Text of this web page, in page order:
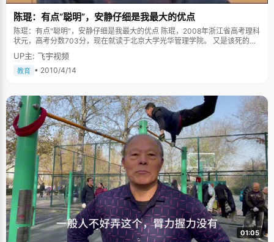
陈琨：有点“聪明”，安静仔细是我最大的优点
陈琨：有点"聪明"，安静仔细是我最大的优点 陈琨，2008年浙江省高考理科
状元，高考分数703分，现在就读于北京大学光华管理学院。 又是该死的运
气，这已经是被无数提及的高考成功因素了，有时候让人不禁切齿，为什么
运气不砸中你，或我。陈琨甚至搬出一套颇为高深的理论在证明自己的观
点："从社会心理学的角度来说，如果你把你的成功归功于实力，那会导致你
为挺聪明的学生，当然这个聪明不是盲目的自信，而是一种自我肯定和鼓
励。陈琨非常擅于从别人身上学东西，也擅于规划自己的学习。 陈琨小时候
的理科成绩不算特别优秀，文科更是一般般，尤其历史，总是记不住，背了
就忘，忘了就背，背了又忘，没办法，后来分科的时候他充分的尊重了自己
的缺点，选择了理科。"刚开始理科成绩也不稳定，因为物理成绩不太好。那
时候考电学，只考了60多分，有时候不及格，别人都拿100分的，差距太大
了，"虽然考得不好，但是陈琨心态非常的乐观，充分的发挥了阿Q精神，自
我安慰，"这套试题肯定比较难，你看别人也会有不及格之类的，慢慢努力就
会好的"。陈琨的同桌物理很好，陈琨就特别注意观察了一下，终于发现了问
题所在，"以前我做物理题，总是在心里边想一下，想当然的就开始做题。后
来我发现他（同桌）每次做物理题的时候都会先画一个分析图，非常认真谨
慎，然后再做题，"陈琨像发现了新大陆一样高兴，"其实理科的东西就是应
该谨慎认真，后来我照着这种方法去做，画完图，脑子里有一个框架，有理
有据，简单明了，物理成绩提高特别快"。 陈琨有个严格的时间控制观念，按
时作息，按时完成任务，最讨厌的事情就是拖堂和超时。"每天晚上9：00下
UP主: 飞宇视频
教育 • 2010/4/14
01:05